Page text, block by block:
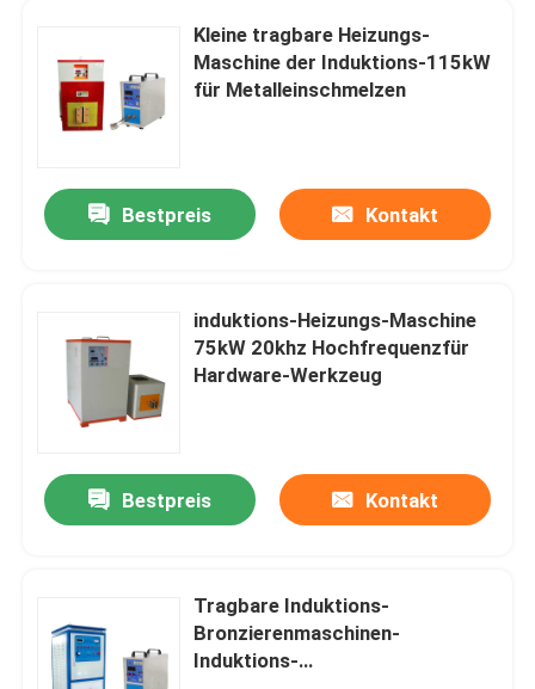
Produkte
Fabrik-Ausflug
Treten Sie mit uns in Verbindung
Elektrische Heater Kessel
Elektrischer Dampfkessel
An der Wand befestigter elektrischer Kessel
Kleine tragbare Heizungs-
Maschine der Induktions-115kW
für Metalleinschmelzen
Bestpreis Kontakt
induktions-Heizungs-Maschine
75kW 20khz Hochfrequenzfür
Hardware-Werkzeug
Bestpreis Kontakt
Tragbare Induktions-
Bronzierenmaschinen-
Induktions-